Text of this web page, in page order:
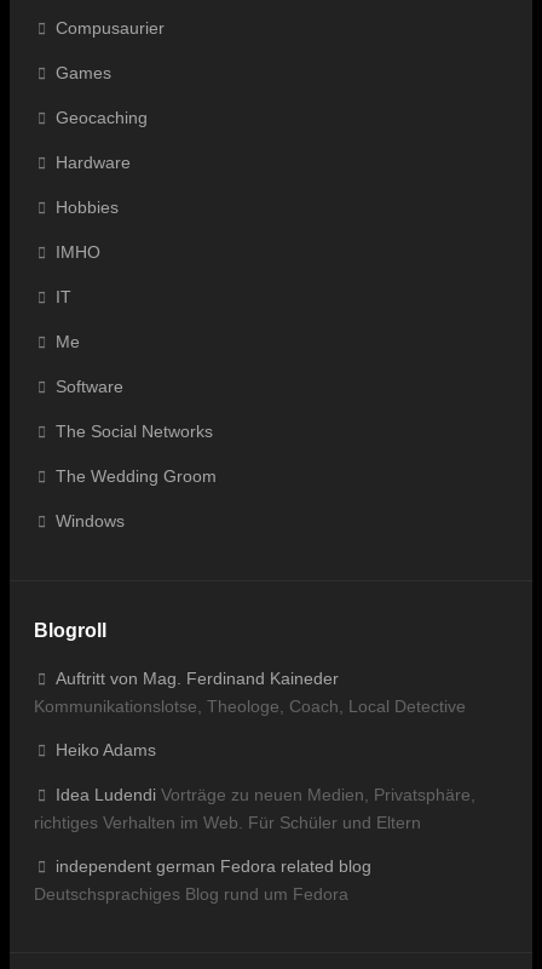
Compusaurier
Games
Geocaching
Hardware
Hobbies
IMHO
IT
Me
Software
The Social Networks
The Wedding Groom
Windows
Blogroll
Auftritt von Mag. Ferdinand Kaineder
Kommunikationslotse, Theologe, Coach, Local Detective
Heiko Adams
Idea Ludendi Vorträge zu neuen Medien, Privatsphäre,
richtiges Verhalten im Web. Für Schüler und Eltern
independent german Fedora related blog
Deutschsprachiges Blog rund um Fedora